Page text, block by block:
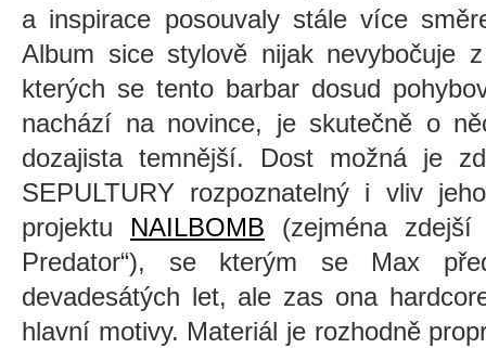
a inspirace posouvaly stále více
Album sice stylově nijak nevybočuje
kterých se tento barbar dosud
nachází na novince, je skutečně o
dozajista temnější. Dost možná je
SEPULTURY rozpoznatelný i vliv
projektu NAILBOMB (zejména zdejší
Predator“), se kterým se Max
devadesátých let, ale zas ona
hlavní motivy. Materiál je rozhodně